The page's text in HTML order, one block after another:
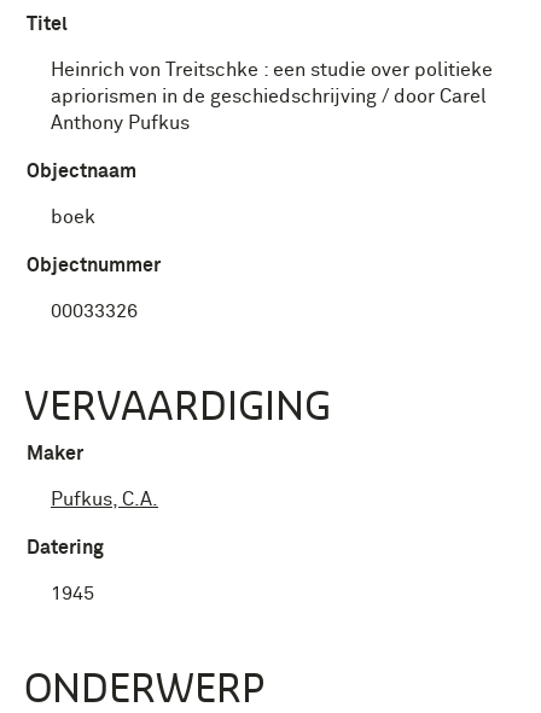
Titel
Heinrich von Treitschke : een studie over politieke
apriorismen in de geschiedschrijving / door Carel
Anthony Pufkus
Objectnaam
boek
Objectnummer
00033326
VERVAARDIGING
Maker
Pufkus, C.A.
Datering
1945
ONDERWERP